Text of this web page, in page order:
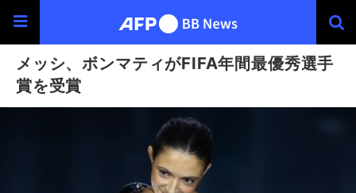
メッシ、ボンマティがFIFA年間最優秀選手
賞を受賞